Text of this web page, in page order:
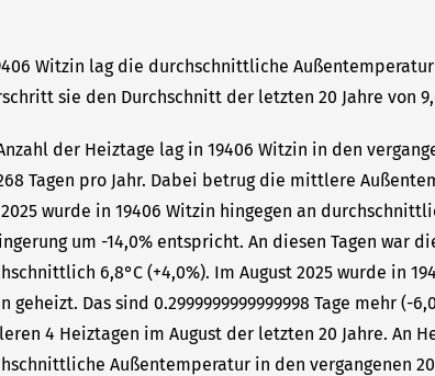
Witzin lag die durchschnittliche Außentemperatur
sie den Durchschnitt der letzten 20 Jahre von
der Heiztage lag in 19406 Witzin in den
Tagen pro Jahr. Dabei betrug die mittlere
2025 wurde in 19406 Witzin hingegen an
um -14,0% entspricht. An diesen Tagen war
6,8°C (+4,0%). Im August 2025 wurde in
geheizt. Das sind 0.2999999999999998 Tage mehr (-
4 Heiztagen im August der letzten 20 Jahre. An
Außentemperatur in den vergangenen 20